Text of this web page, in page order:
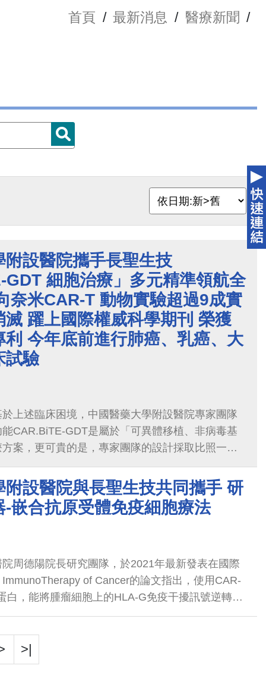
首頁 / 最新消息 / 醫療新聞 /
附設醫院攜手長聖生技
細胞治療」多元精準領航全
奈米CAR-T 動物實驗超過9成實
滅 躍上國際權威科學期刊 榮獲
利 今年底前進行肺癌、乳癌、大
試驗
上述臨床困境，中國醫藥大學附設醫院專家團隊
CAR.BiTE-GDT是屬於「可異體移植、非病毒基
案，更可貴的是，專家團隊的設計採取比照一般
策略，對於搶救晚期癌症病人來說，達到跟時間
細胞品質問題以及額外的致癌風險等問題，非常
附設醫院與長聖生技共同攜手 研
-嵌合抗原受體免疫細胞療法
周德陽院長研究團隊，於2021年最新發表在國際
of Cancer的論文指出，使用CAR-
白，能將腫瘤細胞上的HLA-G免疫干擾訊號逆轉成
療多種實體癌症的效果，包含三陰性...
>|